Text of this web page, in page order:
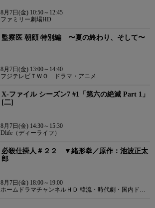
8月7日(金) 10:50～12:45
ファミリー劇場HD
監察医 朝顔 特別編 〜夏の終わり、そして〜
8月7日(金) 13:00～14:40
フジテレビＴＷＯ ドラマ・アニメ
X-ファイル シーズン7 #1「第六の絶滅 Part 1」
[二]
8月7日(金) 14:30～15:30
Dlife（ディーライフ）
必殺仕掛人＃２２ ▼緒形拳／原作：池波正太
郎
8月7日(金) 18:00～19:00
ホームドラマチャンネルＨＤ 韓流・時代劇・国内ドラ